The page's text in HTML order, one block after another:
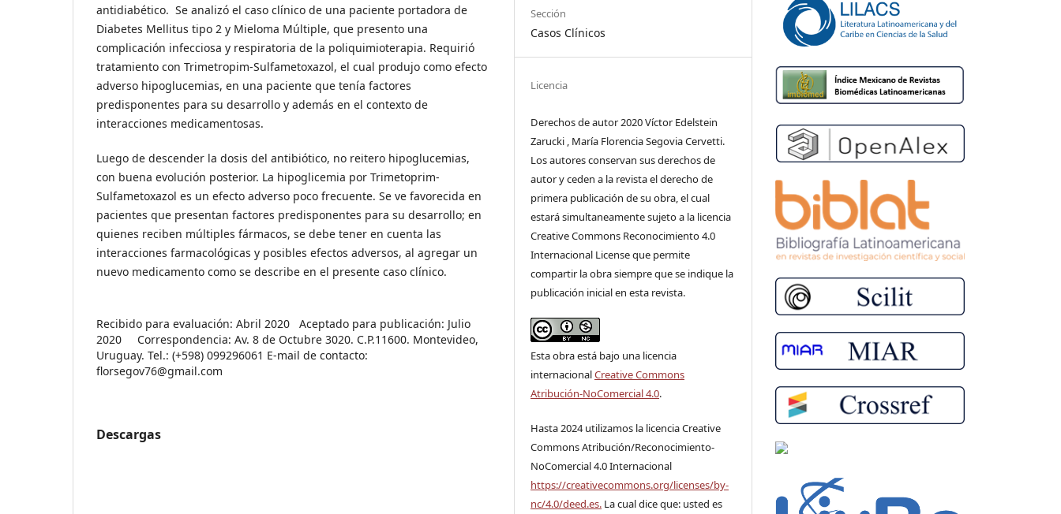
antidiabético. Se analizó el caso clínico de una paciente portadora de
Diabetes Mellitus tipo 2 y Mieloma Múltiple, que presento una
complicación infecciosa y respiratoria de la poliquimioterapia. Requirió
tratamiento con Trimetropim-Sulfametoxazol, el cual produjo como efecto
adverso hipoglucemias, en una paciente que tenía factores
predisponentes para su desarrollo y además en el contexto de
interacciones medicamentosas.
Luego de descender la dosis del antibiótico, no reitero hipoglucemias,
con buena evolución posterior. La hipoglicemia por Trimetoprim-
Sulfametoxazol es un efecto adverso poco frecuente. Se ve favorecida en
pacientes que presentan factores predisponentes para su desarrollo; en
quienes reciben múltiples fármacos, se debe tener en cuenta las
interacciones farmacológicas y posibles efectos adversos, al agregar un
nuevo medicamento como se describe en el presente caso clínico.
Recibido para evaluación: Abril 2020 Aceptado para publicación: Julio
2020 Correspondencia: Av. 8 de Octubre 3020. C.P.11600. Montevideo,
Uruguay. Tel.: (+598) 099296061 E-mail de contacto:
florsegov76@gmail.com
Descargas
Sección
Casos Clínicos
Licencia
Derechos de autor 2020 Víctor Edelstein
Zarucki , María Florencia Segovia Cervetti.
Los autores conservan sus derechos de
autor y ceden a la revista el derecho de
primera publicación de su obra, el cual
estará simultaneamente sujeto a la licencia
Creative Commons Reconocimiento 4.0
Internacional License que permite
compartir la obra siempre que se indique la
publicación inicial en esta revista.
Esta obra está bajo una licencia
internacionalCreative Commons
Atribución-NoComercial 4.0.
Hasta 2024 utilizamos la licencia Creative
Commons Atribución/Reconocimiento-
NoComercial 4.0 Internacional
https://creativecommons.org/licenses/by-
nc/4.0/deed.es. La cual dice que: usted es